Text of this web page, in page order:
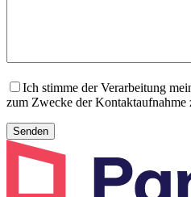
Ich stimme der Verarbeitung
zum Zwecke der Kontaktaufnahme